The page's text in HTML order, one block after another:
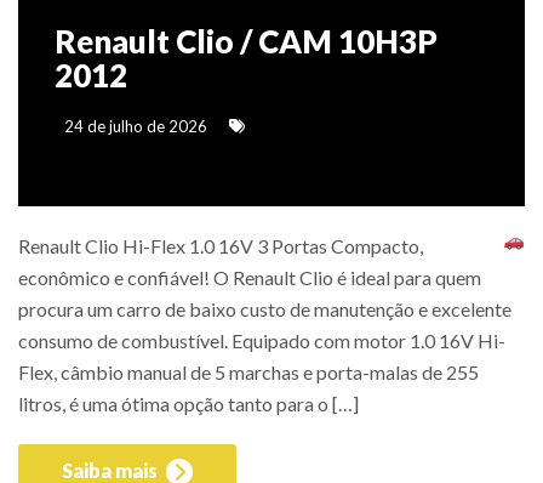
Renault Clio / CAM 10H3P
2012
24 de julho de 2026
Renault Clio Hi-Flex 1.0 16V 3 Portas Compacto,
econômico e confiável! O Renault Clio é ideal para quem
procura um carro de baixo custo de manutenção e excelente
consumo de combustível. Equipado com motor 1.0 16V Hi-
Flex, câmbio manual de 5 marchas e porta-malas de 255
litros, é uma ótima opção tanto para o […]
Saiba mais